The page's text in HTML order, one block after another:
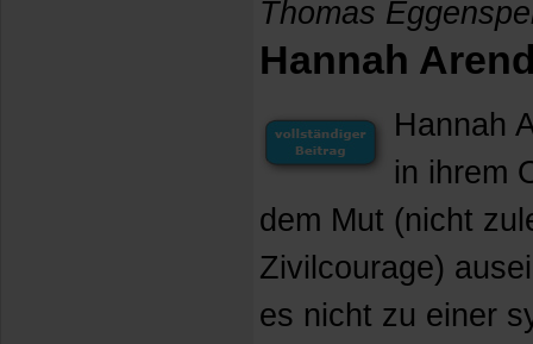
Thomas
Hannah
Hannah
in ihrem
dem Mut (nicht
Zivilcourage)
es nicht zu einer